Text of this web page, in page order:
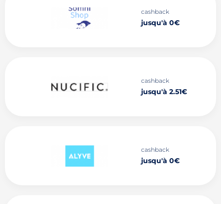
cashback
jusqu'à 0€
cashback
jusqu'à 2.51€
cashback
jusqu'à 0€